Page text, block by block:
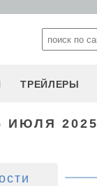
ТРЕЙЛЕРЫ
ИЮЛЯ 2025